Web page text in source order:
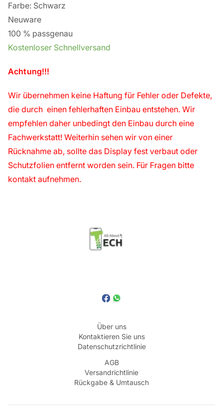
Farbe: Schwarz
Neuware
100 % passgenau
Kostenloser Schnellversand
Achtung!!!
Wir übernehmen keine Haftung für Fehler oder Defekte,
die durch einen fehlerhaften Einbau entstehen. Wir
empfehlen daher unbedingt den Einbau durch eine
Fachwerkstatt! Weiterhin sehen wir von einer
Rücknahme ab, sollte das Display fest verbaut oder
Schutzfolien entfernt worden sein. Für Fragen bitte
kontakt aufnehmen.
Über uns
Kontaktieren Sie uns
Datenschutzrichtlinie
AGB
Versandrichtlinie
Rückgabe & Umtausch